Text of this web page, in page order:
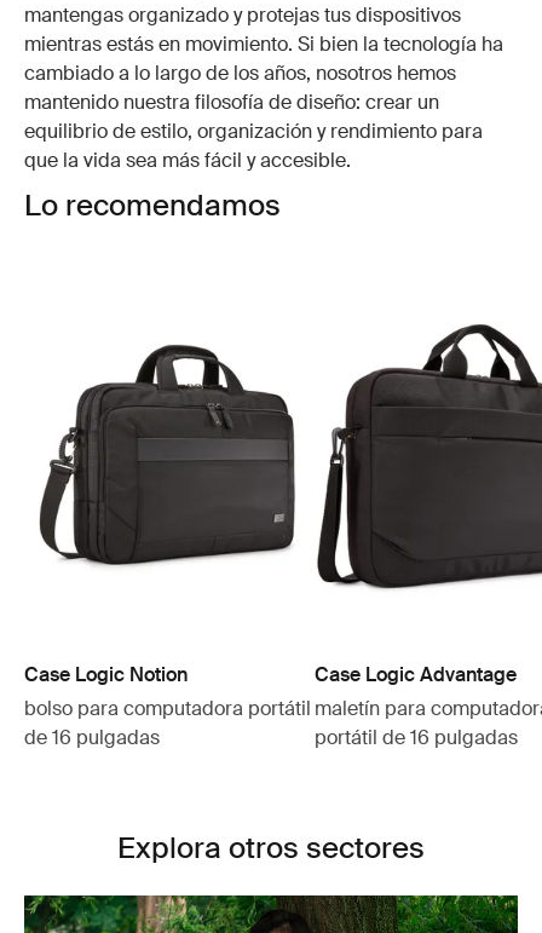
mantengas organizado y protejas tus dispositivos
mientras estás en movimiento. Si bien la tecnología ha
cambiado a lo largo de los años, nosotros hemos
mantenido nuestra filosofía de diseño: crear un
equilibrio de estilo, organización y rendimiento para
que la vida sea más fácil y accesible.
Lo recomendamos
Case Logic Notion
bolso para computadora portátil
de 16 pulgadas
Case Logic Advantage
maletín para
portátil de 16 pulgadas
Explora otros sectores